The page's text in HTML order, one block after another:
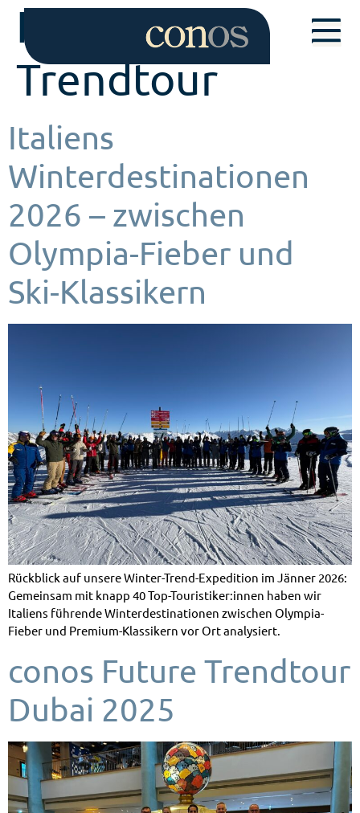
Kategorie:
Trendtour
Italiens
Winterdestinationen
2026 – zwischen
Olympia-Fieber und
Ski-Klassikern
Rückblick auf unsere Winter-Trend-Expedition im Jänner 2026:
Gemeinsam mit knapp 40 Top-Touristiker:innen haben wir
Italiens führende Winterdestinationen zwischen Olympia-
Fieber und Premium-Klassikern vor Ort analysiert.
conos Future Trendtour
Dubai 2025